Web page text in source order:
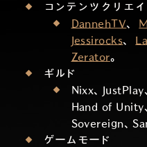
コンテンツクリエ
DannehTV、
Jessirocks、
Zerator。
ギルド
Nixx、JustPlay
Hand of Unity
Sovereign、
ゲームモード